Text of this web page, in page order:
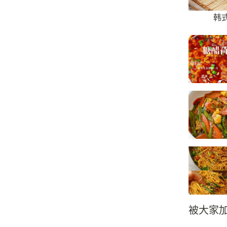
韩
被大家